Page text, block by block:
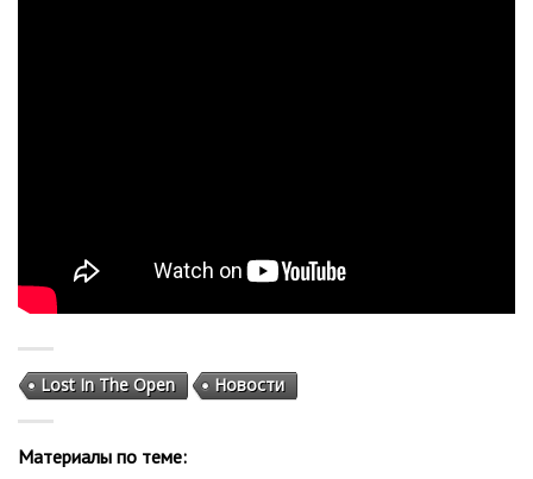
Lost In The Open Новости
Материалы по теме: